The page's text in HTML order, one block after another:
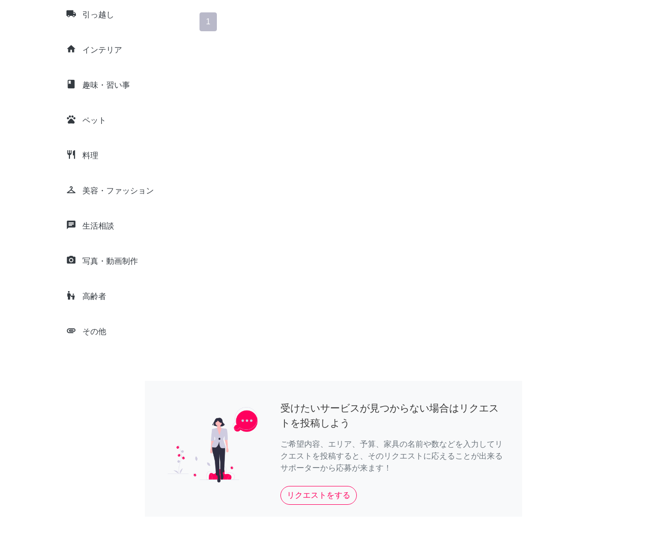
local_shipping 引っ越し
home インテリア
class 趣味・習い事
pets ペット
restaurant 料理
checkroom 美容・ファッション
chat 生活相談
camera_alt 写真・動画制作
escalator_warning 高齢者
attachment その他
1
受けたいサービスが見つからない場合はリクエス
トを投稿しよう
ご希望内容、エリア、予算、家具の名前や数などを入力してリ
クエストを投稿すると、そのリクエストに応えることが出来る
サポーターから応募が来ます！
リクエストをする